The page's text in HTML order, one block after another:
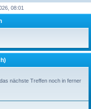
h
08:01
nächste Treffen noch in ferner